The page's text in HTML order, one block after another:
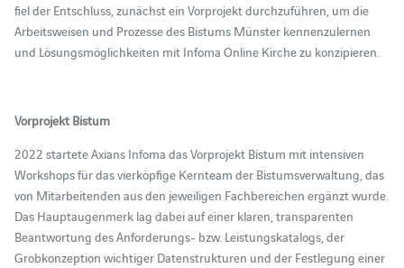
fiel der Entschluss, zunächst ein Vorprojekt durchzuführen, um die
Arbeitsweisen und Prozesse des Bistums Münster kennenzulernen
und Lösungsmöglichkeiten mit Infoma Online Kirche zu konzipieren.
Vorprojekt Bistum
2022 startete Axians Infoma das Vorprojekt Bistum mit intensiven
Workshops für das vierköpfige Kernteam der Bistumsverwaltung, das
von Mitarbeitenden aus den jeweiligen Fachbereichen ergänzt wurde.
Das Hauptaugenmerk lag dabei auf einer klaren, transparenten
Beantwortung des Anforderungs- bzw. Leistungskatalogs, der
Grobkonzeption wichtiger Datenstrukturen und der Festlegung einer